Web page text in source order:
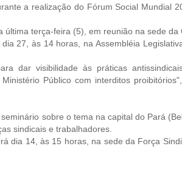
a realização do Fórum Social Mundial
terça-feira (5), em reunião na sede da
27, às 14 horas, na Assembléia
visibilidade às práticas
Público com interditos
sobre o tema na capital do Pará
sindicais e trabalhadores.
14, às 15 horas, na sede da Força